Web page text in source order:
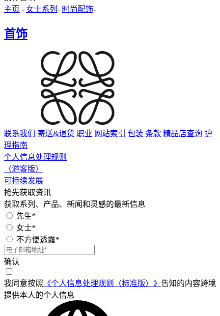
主页 - 女士系列 - 时尚配饰-
首饰
联系我们 寄送&退货 职业 网站索引 包装 条款 精品店查询 护
理指南
个人信息处理规则
（游客版）
可持续发展
抢先获取资讯
获取系列、产品、新闻和灵感的最新信息
先生*
女士*
不方便透露*
确认
我同意按照 《个人信息处理规则（标准版）》 告知的内容跨境
提供本人的个人信息